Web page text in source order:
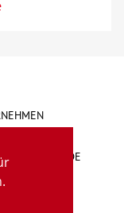
BESCHWERDE